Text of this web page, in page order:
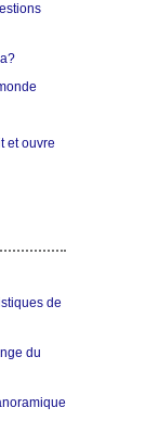
et ouvre
de
du